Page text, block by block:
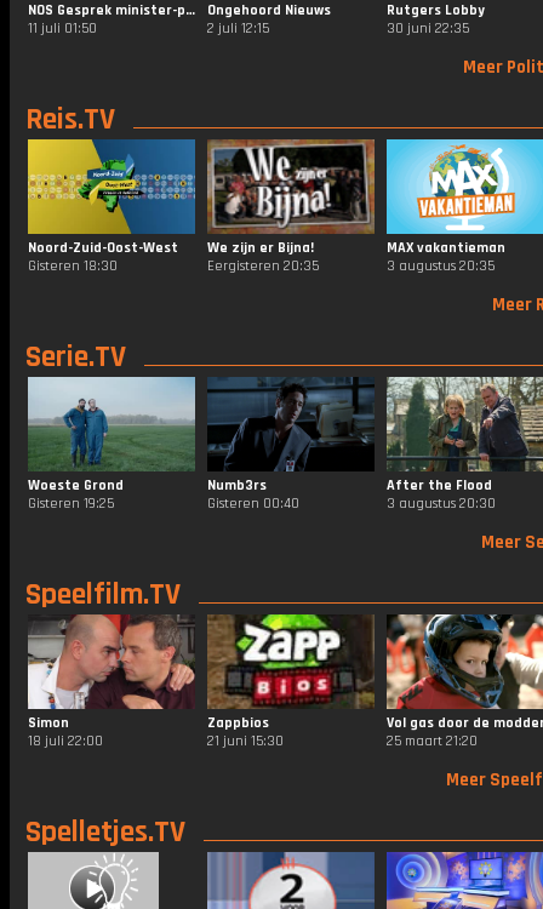
NOS Gesprek minister-president
11 juli 01:50
Ongehoord Nieuws
2 juli 12:15
Rutgers Lobby
30 juni 22:35
Meer
Reis.TV
Noord-Zuid-Oost-West
Gisteren 18:30
We zijn er Bijna!
Eergisteren 20:35
MAX vakantieman
3 augustus 20:35
Meer
Serie.TV
Woeste Grond
Gisteren 19:25
Numb3rs
Gisteren 00:40
After the Flood
3 augustus 20:30
Meer
Speelfilm.TV
Simon
18 juli 22:00
Zappbios
21 juni 15:30
Vol gas door de
25 maart 21:20
Meer
Spelletjes.TV